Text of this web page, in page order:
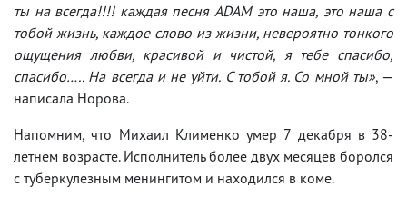
ты на всегда!!!! каждая песня ADAM это наша, это наша с
тобой жизнь, каждое слово из жизни, невероятно тонкого
ощущения любви, красивой и чистой, я тебе спасибо,
спасибо….. На всегда и не уйти. С тобой я. Со мной ты», —
написала Норова.
Напомним, что Михаил Клименко умер 7 декабря в 38-
летнем возрасте. Исполнитель более двух месяцев боролся
с туберкулезным менингитом и находился в коме.